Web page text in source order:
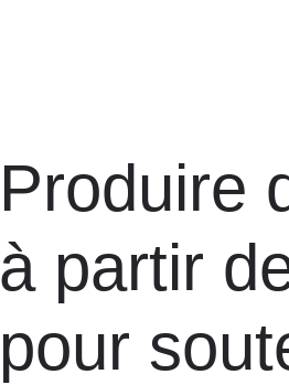
Produire
à partir
pour